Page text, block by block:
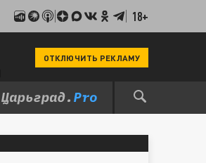
18+
ОТКЛЮЧИТЬ РЕКЛАМУ